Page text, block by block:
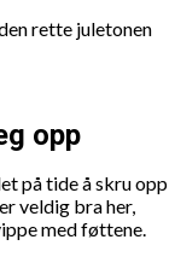
rette juletonen
opp
på tide å skru opp
veldig bra her,
med føttene.